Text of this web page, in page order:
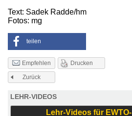
Text: Sadek Radde/hm
Fotos: mg
teilen
Empfehlen Drucken
Zurück
LEHR-VIDEOS
Lehr-Videos für EWTO-